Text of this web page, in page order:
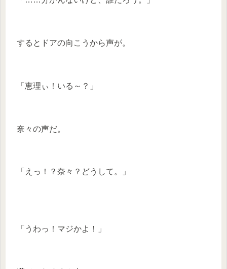
するとドアの向こうから声が。
「恵理ぃ！いる～？」
奈々の声だ。
「えっ！？奈々？どうして。」
「うわっ！マジかよ！」